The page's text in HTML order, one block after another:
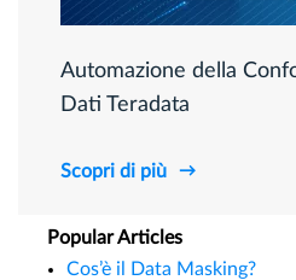
Automazione della
Dati Teradata
Scopri di più
Popular Articles
Cos’è il Data Masking?